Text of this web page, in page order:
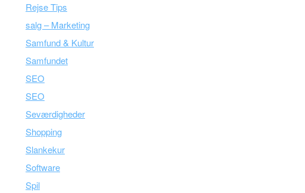
Rejse Tips
salg – Marketing
Samfund & Kultur
Samfundet
SEO
SEO
Seværdigheder
Shopping
Slankekur
Software
Spil